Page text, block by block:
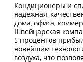
Кондиционеры и
надежная,
дома, офиса,
Швейцарская
5 процентов
новейшим
воздуха, что